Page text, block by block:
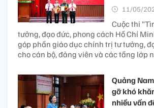
11/05/
Cuộc thi
tưởng, đạo đức, phong cách Hồ Chí
góp phần giáo dục chính trị tư tưởng,
cho cán bộ, đảng viên và các tầng lớp
Quảng
gỡ khó
nhiều vấn